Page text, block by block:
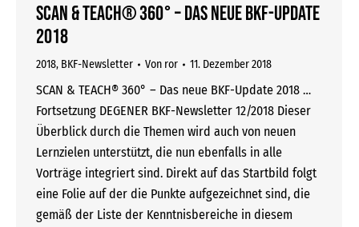
SCAN & TEACH® 360° – Das neue BKF-Update
2018
2018, BKF-Newsletter Von ror 11. Dezember 2018
SCAN & TEACH® 360° – Das neue BKF-Update 2018 …
Fortsetzung DEGENER BKF-Newsletter 12/2018 Dieser
Überblick durch die Themen wird auch von neuen
Lernzielen unterstützt, die nun ebenfalls in alle
Vorträge integriert sind. Direkt auf das Startbild folgt
eine Folie auf der die Punkte aufgezeichnet sind, die
gemäß der Liste der Kenntnisbereiche in diesem